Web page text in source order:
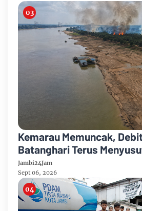
Kemarau Memuncak,
Batanghari Terus
Hadapi Ancaman Krisis Air
Karhutla
Jambi24Jam
Sept 06, 2026